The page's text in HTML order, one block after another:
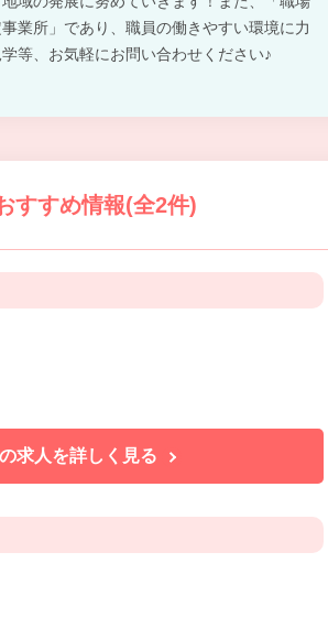
業所」であり、職員の働きやすい環境に力
等、お気軽にお問い合わせください♪
すすめ情報(全2件)
求人を詳しく見る